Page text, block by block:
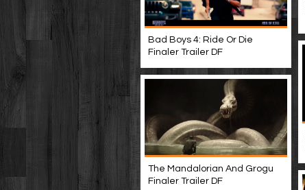
Bad Boys 4: Ride Or Die
Finaler Trailer DF
The Mandalorian And Grogu
Finaler Trailer DF